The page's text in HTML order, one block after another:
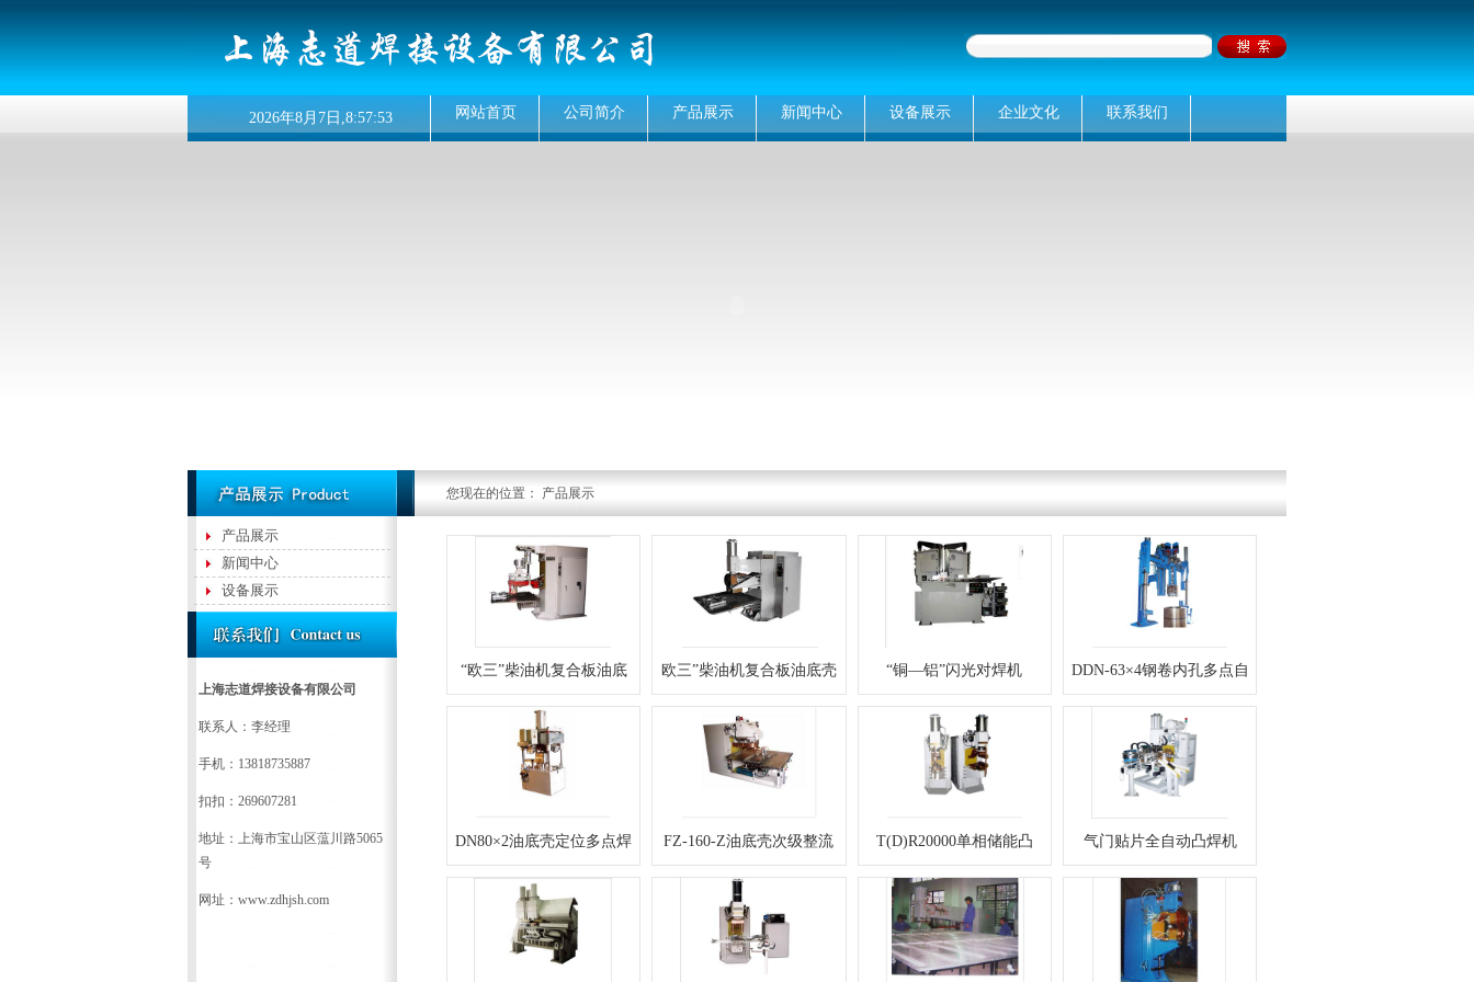
2026年8月 7日,8:57:54 网站首页 公司简介 产品展示 新闻中心 设备展示 企业文化 联系我们
产品展示
新闻中心
设备展示
上海志道焊接设备有限公司
联系人：李经理
手机：13818735887
扣扣：269607281
地址：上海市宝山区蕰川路5065
号
网址：www.zdhjsh.com
您现在的位置： 产品展示
“欧三”柴油机复合板油底
壳专用内环焊机
欧三”柴油机复合板油底壳
专用外环焊机
“铜—铝”闪光对焊机 DDN-63×4钢卷内孔多点自
动焊机
DN80×2油底壳定位多点焊
机
FZ-160-Z油底壳次级整流
缝焊机
T(D)R20000单相储能凸
(点)焊机
气门贴片全自动凸焊机